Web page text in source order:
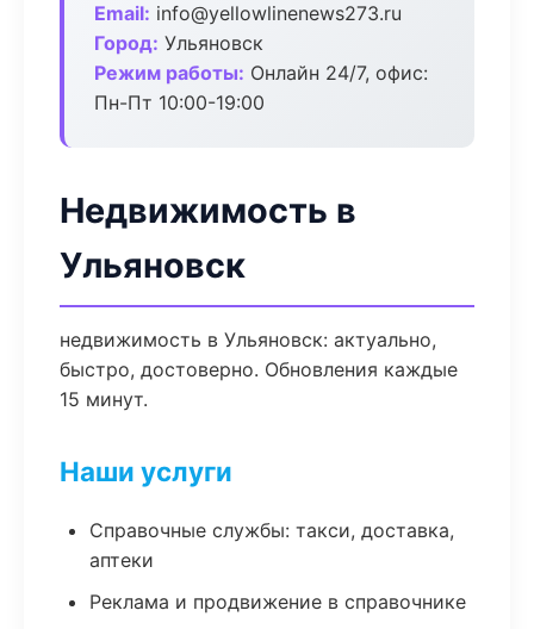
Email: info@yellowlinenews273.ru
Город: Ульяновск
Режим работы: Онлайн 24/7, офис:
Пн-Пт 10:00-19:00
Недвижимость в
Ульяновск
недвижимость в Ульяновск: актуально,
быстро, достоверно. Обновления каждые
15 минут.
Наши услуги
Справочные службы: такси, доставка,
аптеки
Реклама и продвижение в справочнике